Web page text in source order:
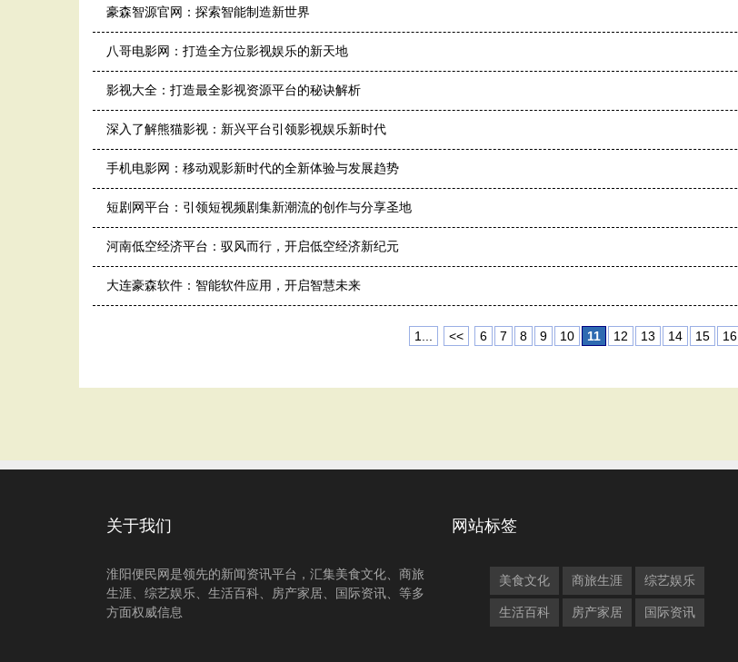
豪森智源官网：探索智能制造新世界
八哥电影网：打造全方位影视娱乐的新天地
影视大全：打造最全影视资源平台的秘诀解析
深入了解熊猫影视：新兴平台引领影视娱乐新时代
手机电影网：移动观影新时代的全新体验与发展趋势
短剧网平台：引领短视频剧集新潮流的创作与分享圣地
河南低空经济平台：驭风而行，开启低空经济新纪元
大连豪森软件：智能软件应用，开启智慧未来
1... << 6 7 8 9 10 11 12 13 14 15 16
关于我们
淮阳便民网是领先的新闻资讯平台，汇集美食文化、商旅
生涯、综艺娱乐、生活百科、房产家居、国际资讯、等多
方面权威信息
网站标签
美食文化 商旅生涯 综艺娱乐
生活百科 房产家居 国际资讯